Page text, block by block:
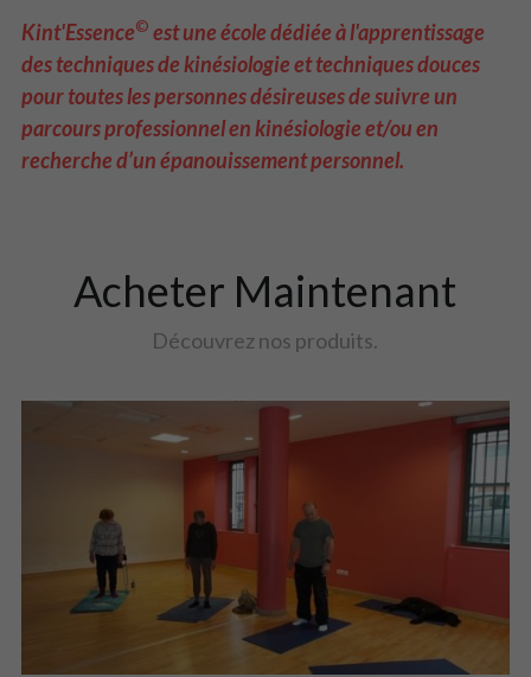
Kint'Essence© est une école dédiée à l'apprentissage
des techniques de kinésiologie et techniques douces
pour toutes les personnes désireuses de suivre un
parcours professionnel en kinésiologie et/ou en
recherche d’un épanouissement personnel.
Acheter Maintenant
Découvrez nos produits.